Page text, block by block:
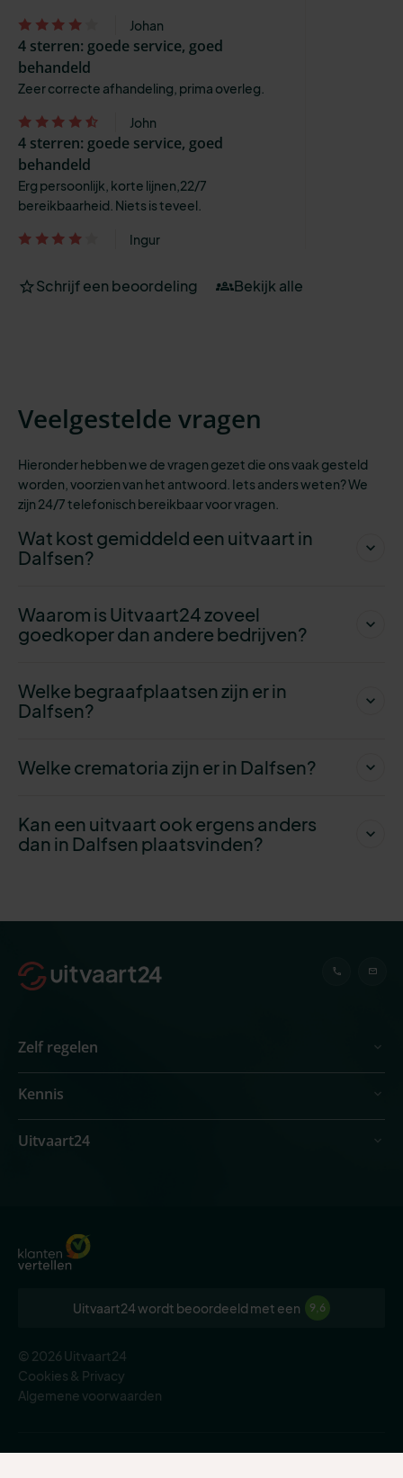
Johan
4 sterren: goede service, goed
behandeld
Zeer correcte afhandeling, prima overleg.
John
4 sterren: goede service, goed
behandeld
Erg persoonlijk, korte lijnen,22/7
bereikbaarheid. Niets is teveel.
Ingur
Schrijf een beoordeling Bekijk alle
Veelgestelde vragen
Hieronder hebben we de vragen gezet die ons vaak gesteld
worden, voorzienvan het antwoord. Iets anders weten? We
zijn 24/7 telefonisch bereikbaar voor vragen.
Wat kost gemiddeld een uitvaart in
Dalfsen?
Waarom is Uitvaart24 zoveel
goedkoper dan andere bedrijven?
Welke begraafplaatsen zijn er in
Dalfsen?
Welke crematoria zijn er in Dalfsen?
Kan een uitvaart ook ergens anders
dan in Dalfsen plaatsvinden?
Zelf regelen
Kennis
Uitvaart24
Uitvaart24 wordt beoordeeld met een 9,6
© 2026 Uitvaart24
Cookies & Privacy
Algemene voorwaarden